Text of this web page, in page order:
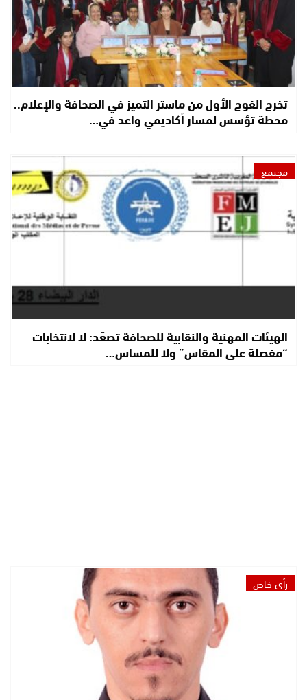
تخرج الفوج الأول من ماستر التميز في الصحافة والإعلام..
محطة تؤسس لمسار أكاديمي واعد في…
مجتمع
الهيئات المهنية والنقابية للصحافة تصعّد: لا لانتخابات
“مفصلة على المقاس” ولا للمساس…
رأي خاص